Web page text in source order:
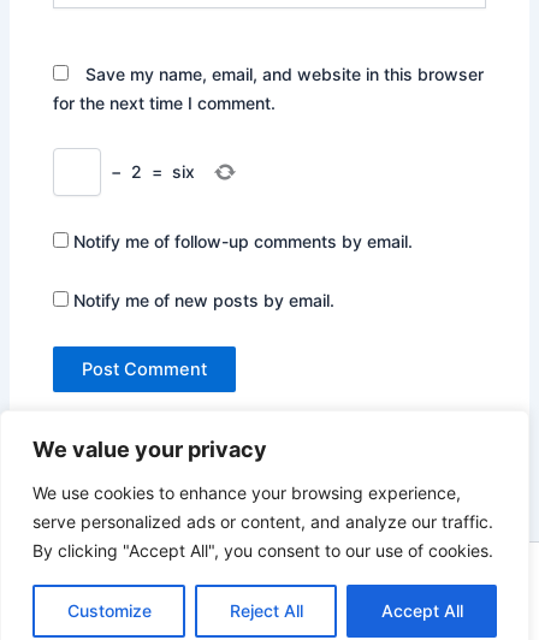
We value your privacy
We use cookies to enhance your browsing experience,
serve personalized ads or content, and analyze our traffic.
By clicking "Accept All", you consent to our use of cookies.
Customize Reject All Accept All
Save my name, email, and website in this browser
for the next time I comment.
− 2 = six
Notify me of follow-up comments by email.
Notify me of new posts by email.
Copyright © 2026 Not Only Hollywood | Powered byAstra
WordPress Theme